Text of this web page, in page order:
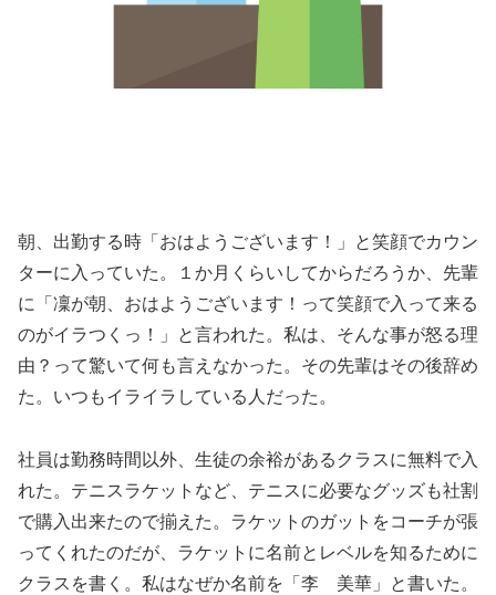
朝、出勤する時「おはようございます！」と笑顔でカウン
ターに入っていた。１か月くらいしてからだろうか、先輩
に「凜が朝、おはようございます！って笑顔で入って来る
のがイラつくっ！」と言われた。私は、そんな事が怒る理
由？って驚いて何も言えなかった。その先輩はその後辞め
た。いつもイライラしている人だった。
社員は勤務時間以外、生徒の余裕があるクラスに無料で入
れた。テニスラケットなど、テニスに必要なグッズも社割
で購入出来たので揃えた。ラケットのガットをコーチが張
ってくれたのだが、ラケットに名前とレベルを知るために
クラスを書く。私はなぜか名前を「李 美華」と書いた。